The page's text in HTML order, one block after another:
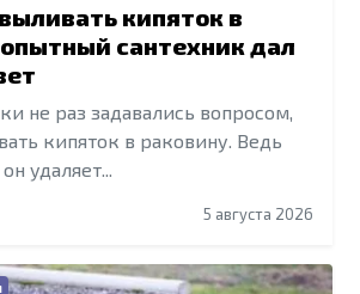
кипяток в
сантехник дал
не раз задавались вопросом,
кипяток в раковину. Ведь
удаляет...
5 августа 2026